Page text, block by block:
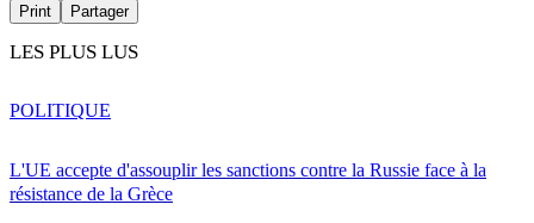
Print Partager
LES PLUS LUS
L'UE accepte d'assouplir les sanctions contre la Russie face à la
résistance de la Grèce
POLITIQUE